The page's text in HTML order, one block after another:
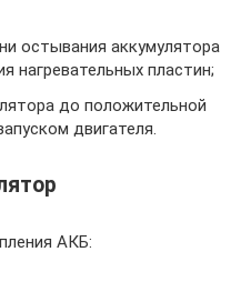
остывания аккумулятора
нагревательных пластин;
до положительной
двигателя.
АКБ: